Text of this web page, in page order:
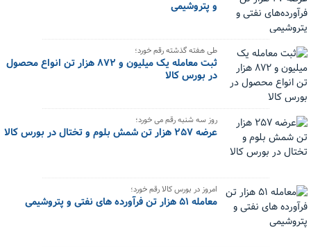
و پتروشیمی
طی هفته گذشته رقم خورد؛
ثبت معامله یک میلیون و ۸۷۲ هزار تن انواع محصول
در بورس کالا
روز سه شنبه رقم می خورد؛
عرضه ۲۵۷ هزار تن شمش بلوم و تختال در بورس کالا
امروز در بورس کالا رقم خورد؛
معامله ۵۱ هزار تن فرآورده های نفتی و پتروشیمی